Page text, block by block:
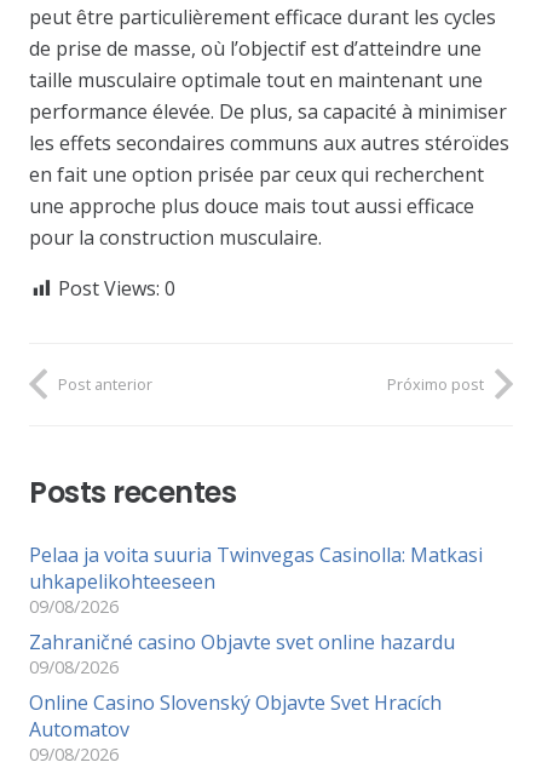
peut être particulièrement efficace durant les cycles
de prise de masse, où l’objectif est d’atteindre une
taille musculaire optimale tout en maintenant une
performance élevée. De plus, sa capacité à minimiser
les effets secondaires communs aux autres stéroïdes
en fait une option prisée par ceux qui recherchent
une approche plus douce mais tout aussi efficace
pour la construction musculaire.
Post Views: 0
Post anterior Próximo post
Posts recentes
Pelaa ja voita suuria Twinvegas Casinolla: Matkasi
uhkapelikohteeseen
09/08/2026
Zahraničné casino Objavte svet online hazardu
09/08/2026
Online Casino Slovenský Objavte Svet Hracích
Automatov
09/08/2026